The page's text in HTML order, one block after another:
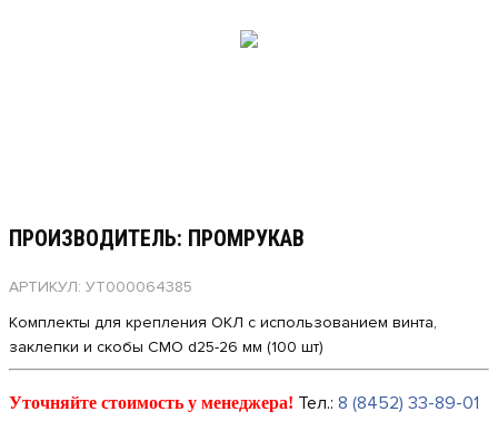
ПРОИЗВОДИТЕЛЬ: ПРОМРУКАВ
АРТИКУЛ: УТ000064385
Комплекты для крепления ОКЛ с использованием винта,
заклепки и скобы СМО d25-26 мм (100 шт)
Уточняйте стоимость у менеджера! Тел.: 8 (8452) 33-89-01